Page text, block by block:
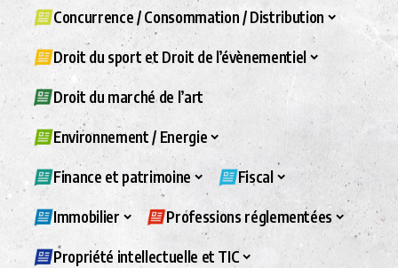
Concurrence / Consommation / Distribution
Droit du sport et Droit de l’évènementiel
Droit du marché de l’art
Environnement / Energie
Finance et patrimoine Fiscal
Immobilier Professions réglementées
Propriété intellectuelle et TIC